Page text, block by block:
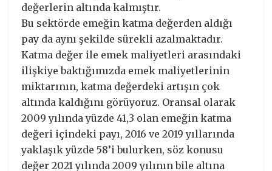
değerlerin altında kalmıştır.
Bu sektörde emeğin katma değerden aldığı
pay da aynı şekilde sürekli azalmaktadır.
Katma değer ile emek maliyetleri arasındaki
ilişkiye baktığımızda emek maliyetlerinin
miktarının, katma değerdeki artışın çok
altında kaldığını görüyoruz. Oransal olarak
2009 yılında yüzde 41,3 olan emeğin katma
değeri içindeki payı, 2016 ve 2019 yıllarında
yaklaşık yüzde 58’i bulurken, söz konusu
değer 2021 yılında 2009 yılının bile altına